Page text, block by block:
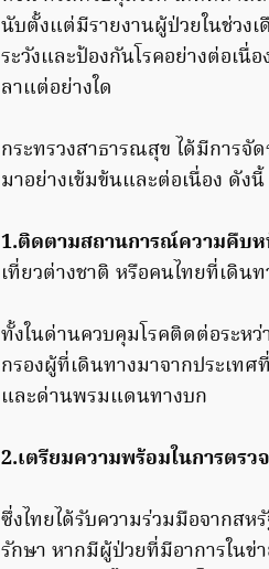
นับตั้งแต่มีรายงานผู้ป่วยในช่วง
ระวังและป้องกันโรคอย่างต่อเนื่
ลาแต่อย่างใด
กระทรวงสาธารณสุข ได้มีการจั
มาอย่างเข้มข้นและต่อเนื่อง ดังนี้
1.ติดตามสถานการณ์ความคืบห
เที่ยวต่างชาติ หรือคนไทยที่เดิน
ทั้งในด่านควบคุมโรคติดต่อระห
กรองผู้ที่เดินทางมาจากประเท
และด่านพรมแดนทางบก
2.เตรียมความพร้อมในการตร
ซึ่งไทยได้รับความร่วมมือจากสห
รักษา หากมีผู้ป่วยที่มีอาการในข่